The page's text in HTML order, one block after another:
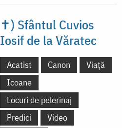
✝) Sfântul Cuvios
Iosif de la Văratec
Acatist Canon
Viață
Icoane
Locuri de pelerinaj
Predici
Video